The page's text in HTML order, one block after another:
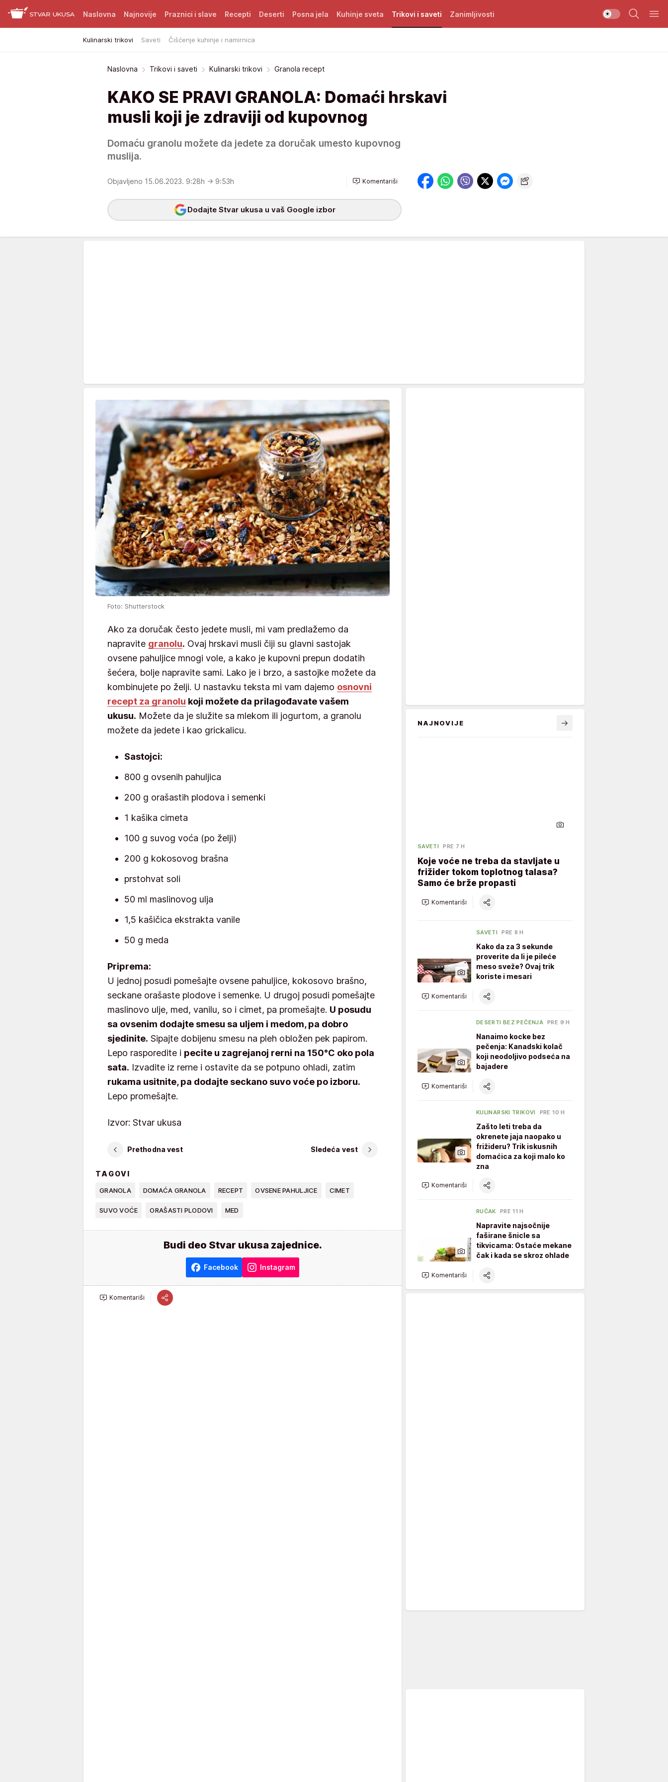
Naslovna Najnovije Praznici i slave Recepti Deserti Posna jela Kuhinje sveta Trikovi i saveti
Kulinarski trikovi Saveti Čišćenje kuhinje i namirnica
Zanimljivosti
Naslovna Trikovi i saveti Kulinarski trikovi Granola recept
KAKO SE PRAVI GRANOLA: Domaći hrskavi
musli koji je zdraviji od kupovnog
Domaću granolu možete da jedete za doručak umesto kupovnog
muslija.
Objavljeno 15.06.2023. 9:28h → 9:53h Komentariši
Dodajte Stvar ukusa u vaš Google izbor
Foto: Shutterstock
Ako za doručak često jedete musli, mi vam predlažemo da
napravite granolu. Ovaj hrskavi musli čiji su glavni sastojak
ovsene pahuljice mnogi vole, a kako je kupovni prepun dodatih
šećera, bolje napravite sami. Lako je i brzo, a sastojke možete da
kombinujete po želji. U nastavku teksta mi vam dajemo osnovni
recept za granolu koji možete da prilagođavate vašem
ukusu. Možete da je služite sa mlekom ili jogurtom, a granolu
možete da jedete i kao grickalicu.
Sastojci:
800 g ovsenih pahuljica
200 g orašastih plodova i semenki
1 kašika cimeta
100 g suvog voća (po želji)
200 g kokosovog brašna
prstohvat soli
50 ml maslinovog ulja
1,5 kašičica ekstrakta vanile
50 g meda
Priprema:
U jednoj posudi pomešajte ovsene pahuljice, kokosovo brašno,
seckane orašaste plodove i semenke. U drugoj posudi pomešajte
maslinovo ulje, med, vanilu, so i cimet, pa promešajte. U posudu
sa ovsenim dodajte smesu sa uljem i medom, pa dobro
sjedinite. Sipajte dobijenu smesu na pleh obložen pek papirom.
Lepo rasporedite i pecite u zagrejanoj rerni na 150°C oko pola
sata. Izvadite iz rerne i ostavite da se potpuno ohladi, zatim
rukama usitnite, pa dodajte seckano suvo voće po izboru.
Lepo promešajte.
Izvor: Stvar ukusa
Prethodna vest Sledeća vest
TAGOVI
GRANOLA DOMAĆA GRANOLA RECEPT OVSENE PAHULJICE CIMET
SUVO VOĆE ORAŠASTI PLODOVI MED
Budi deo Stvar ukusa zajednice.
Facebook Instagram
Komentariši
NAJNOVIJE
SAVETI PRE 7 H
Koje voće ne treba da stavljate u
frižider tokom toplotnog talasa?
Samo će brže propasti
Komentariši
SAVETI PRE 8 H
Kako da za 3 sekunde
proverite da li je pileće
meso sveže? Ovaj trik
koriste i mesari
Komentariši
DESERTI BEZ PEČENJA PRE 9 H
Nanaimo kocke bez
pečenja: Kanadski kolač
koji neodoljivo podseća na
bajadere
Komentariši
KULINARSKI TRIKOVI PRE 10 H
Zašto leti treba da
okrenete jaja naopako u
frižideru? Trik iskusnih
domaćica za koji malo ko
zna
Komentariši
RUČAK PRE 11 H
Napravite najsočnije
faširane šnicle sa
tikvicama: Ostaće mekane
čak i kada se skroz ohlade
Komentariši